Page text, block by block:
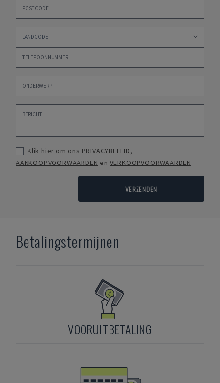
Klik hier om ons PRIVACYBELEID,
AANKOOPVOORWAARDEN en VERKOOPVOORWAARDEN
VERZENDEN
Betalingstermijnen
VOORUITBETALING